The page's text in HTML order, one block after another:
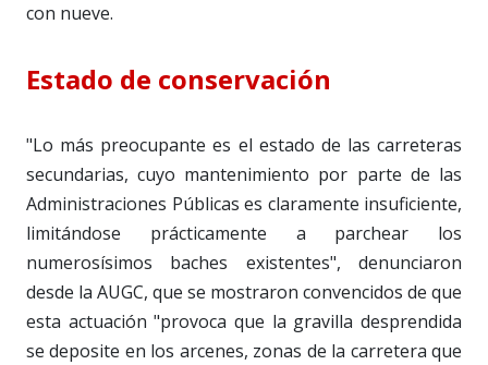
con nueve.
Estado de conservación
"Lo más preocupante es el estado de las carreteras
secundarias, cuyo mantenimiento por parte de las
Administraciones Públicas es claramente insuficiente,
limitándose prácticamente a parchear los
numerosísimos baches existentes", denunciaron
desde la AUGC, que se mostraron convencidos de que
esta actuación "provoca que la gravilla desprendida
se deposite en los arcenes, zonas de la carretera que